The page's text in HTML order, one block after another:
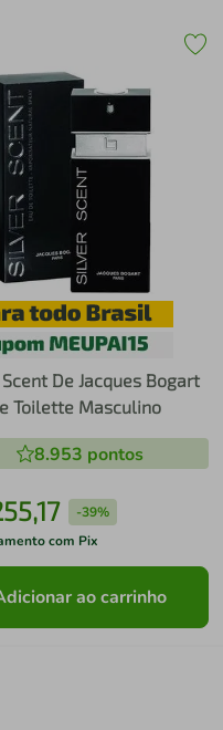
De Jacques Bogart
Toilette Masculino
8.953 pontos
,17 -39%
com Pix
ao carrinho